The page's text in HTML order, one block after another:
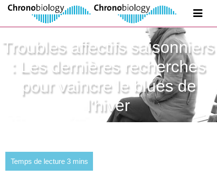
Troubles affectifs saisonniers
: Les dernières recherches
pour vaincre le blues de
l'hiver